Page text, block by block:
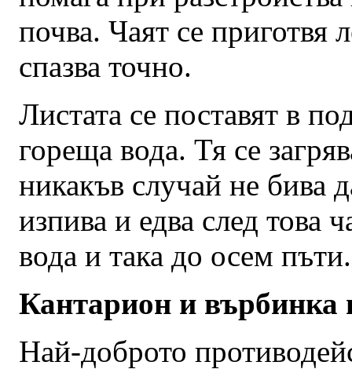
почва. Чаят се приготвя
спазва точно.
Листата се поставят в
гореща вода. Тя се
никакъв случай не бива
изпива и едва след това
вода и така до осем пъти.
Кантарион и върбинка
Най-доброто